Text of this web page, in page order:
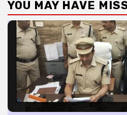
YOU MAY HAVE